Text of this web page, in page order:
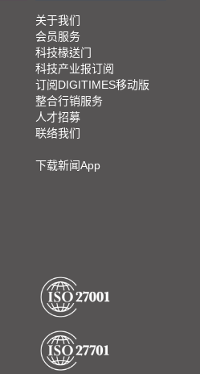
关于我们
会员服务
科技椽送门
科技产业报订阅
订阅DIGITIMES移动版
整合行销服务
人才招募
联络我们
下载新闻App